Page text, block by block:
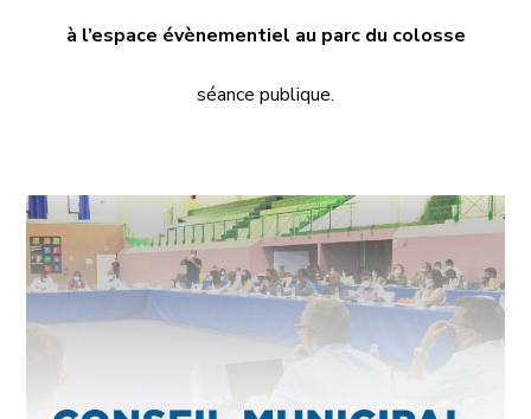
à l’espace évènementiel au parc du colosse
séance publique.